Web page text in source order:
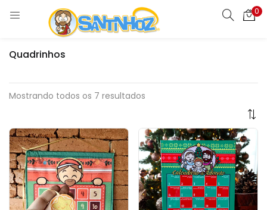
0
Quadrinhos
Mostrando todos os 7 resultados